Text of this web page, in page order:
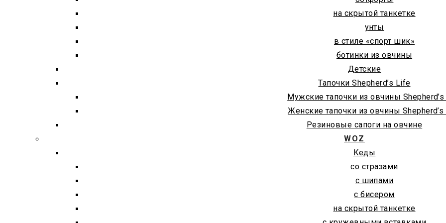
на скрытой танкетке
унты
в стиле «спорт шик»
ботинки из овчины
Детские
Тапочки Shepherd’s Life
Мужские тапочки из овчины
Женские тапочки из овчины
Резиновые сапоги на овчине
WOZ
Кеды
со стразами
с шипами
с бисером
на скрытой танкетке